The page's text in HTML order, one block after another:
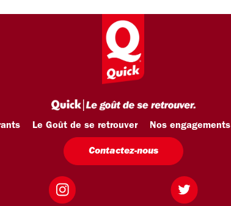
Le Goût de se retrouver Nos engagements
Contactez-nous